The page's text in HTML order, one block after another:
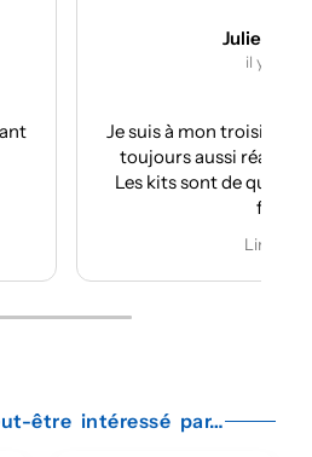
kit déco avec eux et
et professionnels.
qualités et se posent avec
être intéressé par…